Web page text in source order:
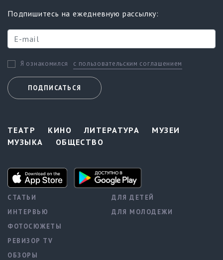
Подпишитесь на ежедневную рассылку:
Я ознакомился с пользовательским соглашением
ПОДПИСАТЬСЯ
ТЕАТР КИНО ЛИТЕРАТУРА
МУЗЕИ
МУЗЫКА
ОБЩЕСТВО
СТАТЬИ
ИНТЕРВЬЮ
ФОТОСЮЖЕТЫ
РЕВИЗОР TV
ОБЗОРЫ
ДЛЯ ДЕТЕЙ
ДЛЯ МОЛОДЕЖИ